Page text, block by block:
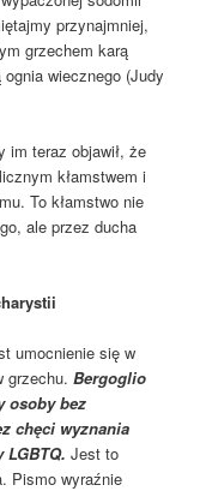
przynajmniej,
grzechem karą
wiecznego (Judy
im teraz objawił, że
kłamstwem i
To kłamstwo nie
ale przez ducha
umocnienie się w
grzechu.Bergoglio
osoby bez
chęci wyznania
Jest to
Pismo wyraźnie